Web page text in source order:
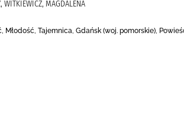
WITKIEWICZ, MAGDALENA
Tajemnica, Gdańsk (woj. pomorskie),